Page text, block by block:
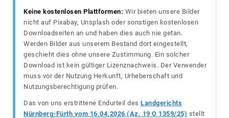
Keine kostenlosen Plattformen: Wir bieten unsere Bilder
nicht auf Pixabay, Unsplash oder sonstigen kostenlosen
Downloadseiten an und haben dies auch nie getan.
Werden Bilder aus unserem Bestand dort eingestellt,
geschieht dies ohne unsere Zustimmung. Ein solcher
Download ist kein gültiger Lizenznachweis. Der Verwender
muss vor der Nutzung Herkunft, Urheberschaft und
Nutzungsberechtigung prüfen.
Das von uns erstrittene Endurteil des Landgerichts
Nürnberg-Fürth vom 16.04.2026 (Az. 19 O 1359/25) stellt